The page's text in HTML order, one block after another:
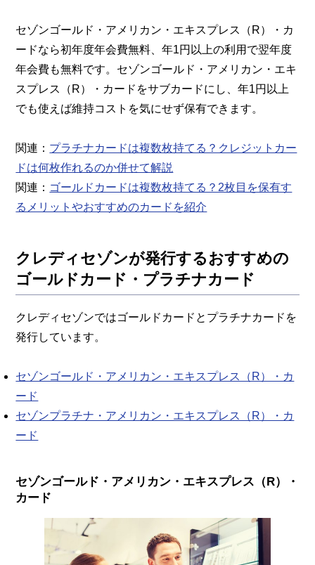
セゾンゴールド・アメリカン・エキスプレス（R）・カ
ードなら初年度年会費無料、年1円以上の利用で翌年度
年会費も無料です。セゾンゴールド・アメリカン・エキ
スプレス（R）・カードをサブカードにし、年1円以上
でも使えば維持コストを気にせず保有できます。
関連： プラチナカードは複数枚持てる？クレジットカー
ドは何枚作れるのか併せて解説
関連： ゴールドカードは複数枚持てる？2枚目を保有す
るメリットやおすすめのカードを紹介
クレディセゾンが発行するおすすめの
ゴールドカード・プラチナカード
クレディセゾンではゴールドカードとプラチナカードを
発行しています。
セゾンゴールド・アメリカン・エキスプレス（R）・カ
ード
セゾンプラチナ・アメリカン・エキスプレス（R）・カ
ード
セゾンゴールド・アメリカン・エキスプレス（R）・
カード